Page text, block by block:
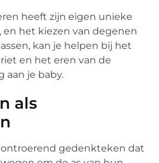
heeft zijn eigen unieke
en het kiezen van degenen
kan je helpen bij het
en het eren van de
aan je baby.
als
ontroerend gedenkteken dat